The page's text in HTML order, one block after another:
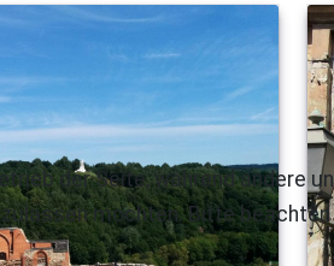
der Seite, während andere
möchten. Bitte